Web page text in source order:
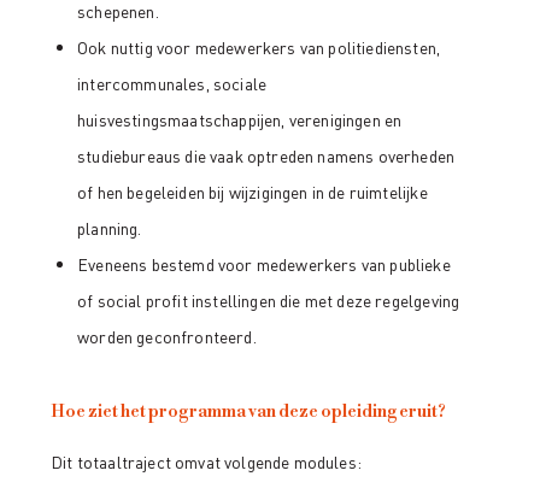
schepenen.
Ook nuttig voor medewerkers van politiediensten,
intercommunales, sociale
huisvestingsmaatschappijen, verenigingen en
studiebureaus die vaak optreden namens overheden
of hen begeleiden bij wijzigingen in de ruimtelijke
planning.
Eveneens bestemd voor medewerkers van publieke
of social profit instellingen die met deze regelgeving
worden geconfronteerd.
Hoe ziet het programma van deze opleiding eruit?
Dit totaaltraject omvat volgende modules: